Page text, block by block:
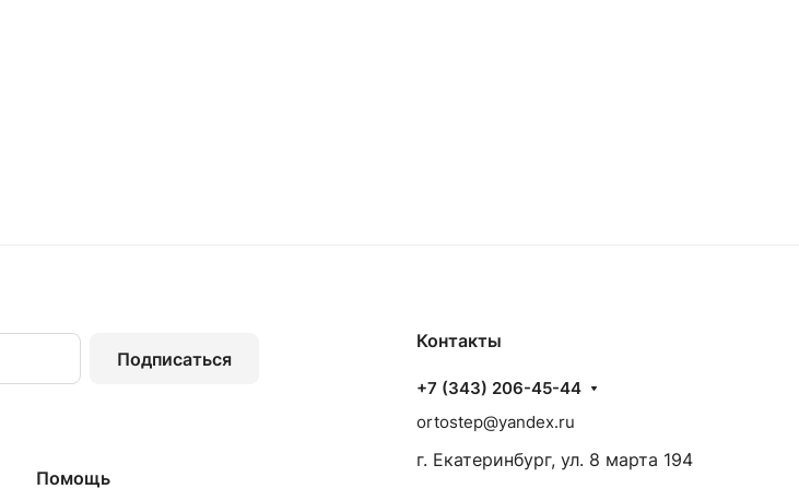
Подписаться
Помощь
Контакты
+7 (343) 206-45-44
ortostep@yandex.ru
г. Екатеринбург, ул. 8 марта 194